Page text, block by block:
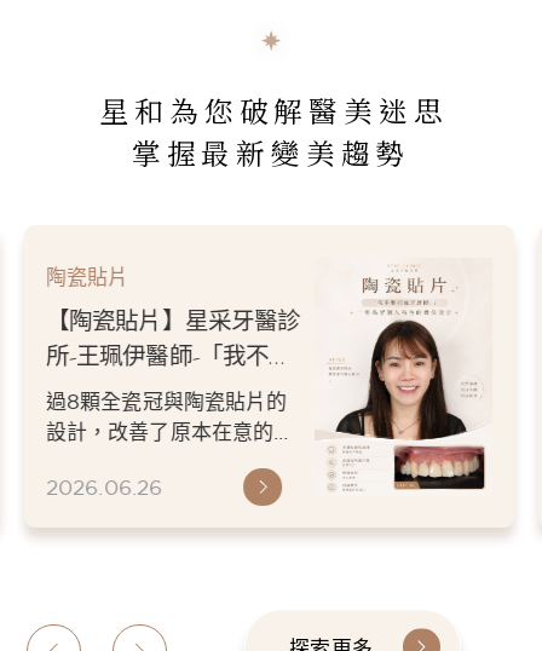
星和為您破解醫美迷思
掌握最新變美趨勢
陶瓷貼片
【陶瓷貼片】星采牙醫診
所-王珮伊醫師-「我不要
把虎牙磨掉。」，一場保
留個人特色的微笑設計
過8顆全瓷冠與陶瓷貼片的
設計，改善了原本在意的顏
患者喜歡的虎牙特色。 因
2026.06.26